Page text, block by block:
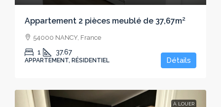
Appartement 2 pièces meublé de 37,67m²
54000 NANCY, France
1 37.67
APPARTEMENT, RÉSIDENTIEL Détails
À LOUER